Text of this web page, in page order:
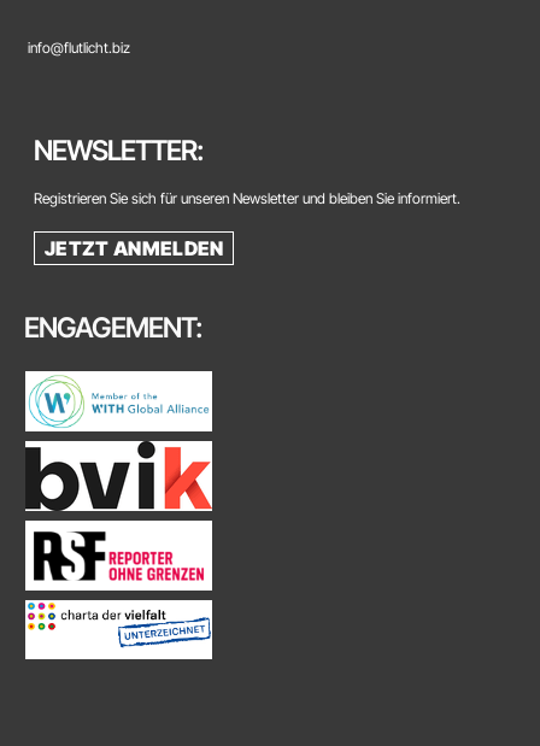
info@flutlicht.biz
NEWSLETTER:
Registrieren Sie sich für unseren Newsletter und bleiben Sie informiert.
JETZT ANMELDEN
ENGAGEMENT: